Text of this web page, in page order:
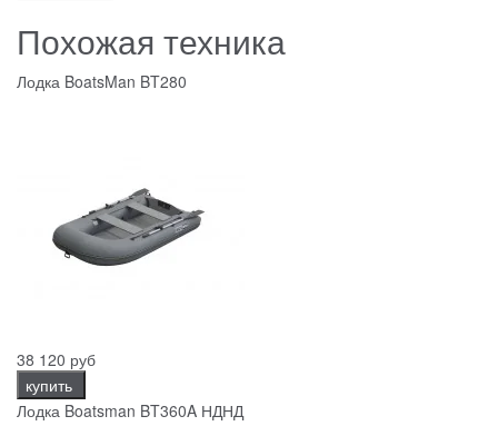
Похожая техника
Лодка BoatsMan BT280
38 120 руб
купить
Лодка Boatsman BT360A НДНД